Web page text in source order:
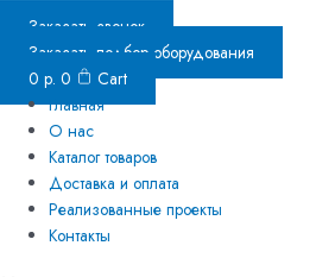
Заказать звонок
Заказать подбор оборудования
0 р. 0
Cart
Главная
О нас
Каталог товаров
Доставка и оплата
Реализованные проекты
Контакты